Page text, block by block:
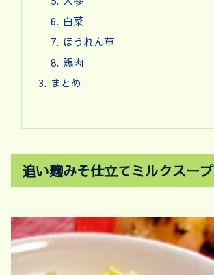
白菜
ほうれん草
鶏肉
まとめ
追い麹みそ仕立てミルクスープ